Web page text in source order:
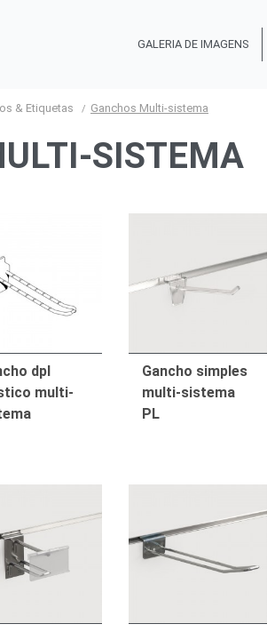
GALERIA DE IMAGENS
& Etiquetas Ganchos Multi-sistema
SISTEMA
dpl
multi-
Gancho simples
multi-sistema
PL